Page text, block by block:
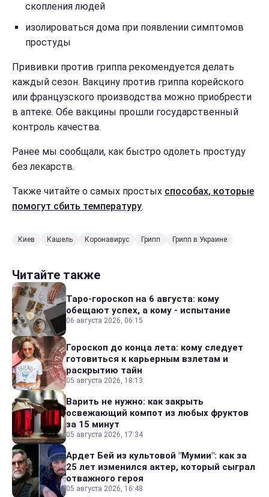
скопления людей
изолироваться дома при появлении симптомов
простуды
Прививки против гриппа рекомендуется делать
каждый сезон. Вакцину против гриппа корейского
или французского производства можно приобрести
в аптеке. Обе вакцины прошли государственный
контроль качества.
Ранее мы сообщали, как быстро одолеть простуду
без лекарств.
Также читайте о самых простых способах, которые
помогут сбить температуру.
Киев Кашель Коронавирус Грипп Грипп в Украине
Читайте также
Таро-гороскоп на 6 августа: кому
обещают успех, а кому - испытание
06 августа 2026, 06:15
Гороскоп до конца лета: кому следует
готовиться к карьерным взлетам и
раскрытию тайн
05 августа 2026, 18:13
Варить не нужно: как закрыть
освежающий компот из любых фруктов
за 15 минут
05 августа 2026, 17:34
Ардет Бей из культовой "Мумии": как за
25 лет изменился актер, который сыграл
отважного героя
05 августа 2026, 16:48